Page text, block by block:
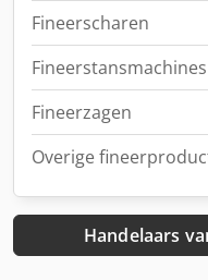
Fineerscharen
Fineerstansmachines
Fineerzagen
Overige
Handelaars